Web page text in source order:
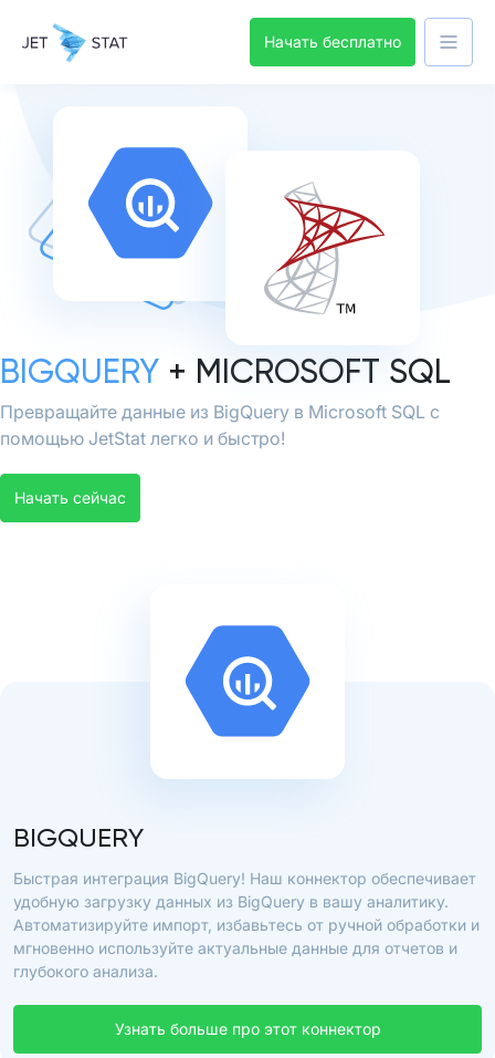
Начать бесплатно
BIGQUERY + MICROSOFT SQL
Превращайте данные из BigQuery в Microsoft SQL с
помощью JetStat легко и быстро!
Начать сейчас
BIGQUERY
Быстрая интеграция BigQuery! Наш коннектор обеспечивает
удобную загрузку данных из BigQuery в вашу аналитику.
Автоматизируйте импорт, избавьтесь от ручной обработки и
мгновенно используйте актуальные данные для отчетов и
глубокого анализа.
Узнать больше про этот коннектор